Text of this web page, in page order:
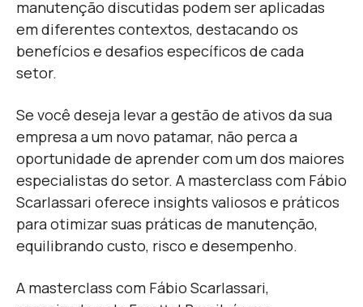
manutenção discutidas podem ser aplicadas
em diferentes contextos, destacando os
benefícios e desafios específicos de cada
setor.
Se você deseja levar a gestão de ativos da sua
empresa a um novo patamar, não perca a
oportunidade de aprender com um dos maiores
especialistas do setor. A masterclass com Fábio
Scarlassari oferece insights valiosos e práticos
para otimizar suas práticas de manutenção,
equilibrando custo, risco e desempenho.
A masterclass com Fábio Scarlassari,